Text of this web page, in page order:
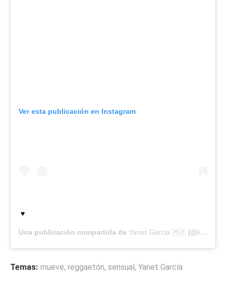
Ver esta publicación en Instagram
♥️
Una publicación compartida de Yanet Garcia 🇲🇽 (@iamyanetgarcia) el
Temas: mueve, reggaetón, sensual, Yanet García